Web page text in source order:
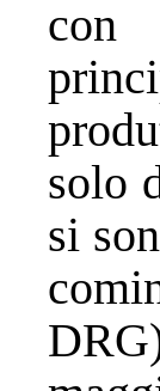
con
solo
si